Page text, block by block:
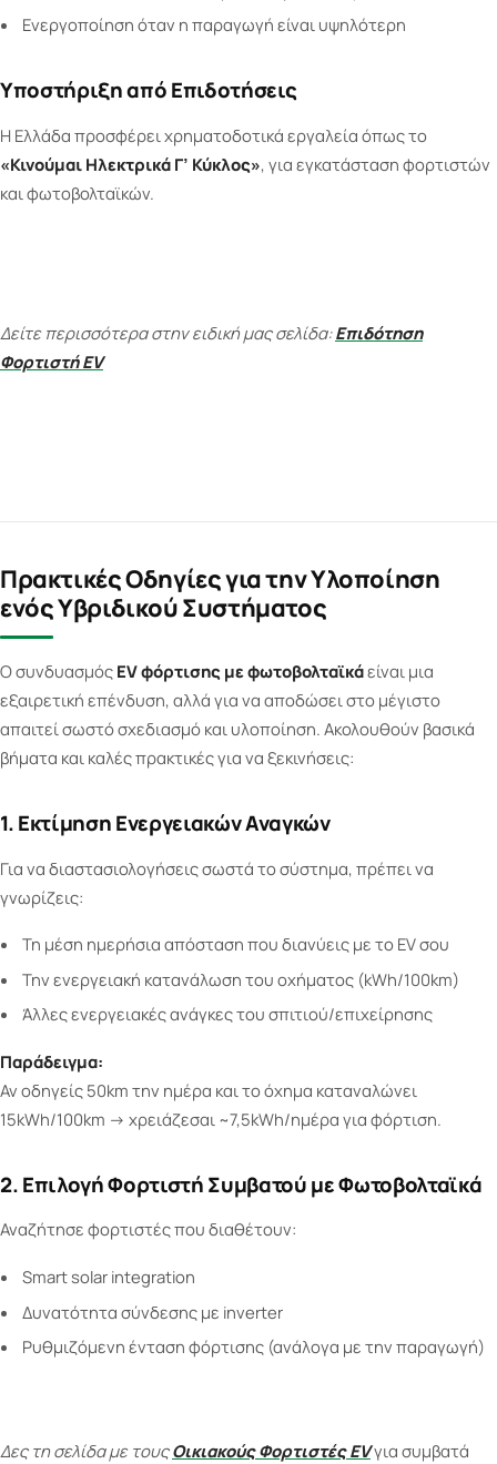
Ενεργοποίηση όταν η παραγωγή είναι υψηλότερη
Υποστήριξη από Επιδοτήσεις
Η Ελλάδα προσφέρει χρηματοδοτικά εργαλεία όπως το
«Κινούμαι Ηλεκτρικά Γ’ Κύκλος», για εγκατάσταση φορτιστών
και φωτοβολταϊκών.
Δείτε περισσότερα στην ειδική μας σελίδα:Επιδότηση
Φορτιστή EV
Πρακτικές Οδηγίες για την Υλοποίηση
ενός Υβριδικού Συστήματος
Ο συνδυασμός EV φόρτισης με φωτοβολταϊκάείναι μια
εξαιρετική επένδυση, αλλά για να αποδώσει στο μέγιστο
απαιτεί σωστό σχεδιασμό και υλοποίηση. Ακολουθούν βασικά
βήματα και καλές πρακτικές για να ξεκινήσεις:
1. Εκτίμηση Ενεργειακών Αναγκών
Για να διαστασιολογήσεις σωστά το σύστημα, πρέπει να
γνωρίζεις:
Τη μέση ημερήσια απόσταση που διανύεις με το EV σου
Την ενεργειακή κατανάλωση του οχήματος (kWh/100km)
Άλλες ενεργειακές ανάγκες του σπιτιού/επιχείρησης
Παράδειγμα:
Αν οδηγείς 50km την ημέρα και το όχημα καταναλώνει
15kWh/100km → χρειάζεσαι ~7,5kWh/ημέρα για φόρτιση.
2. Επιλογή Φορτιστή Συμβατού με Φωτοβολταϊκά
Αναζήτησε φορτιστές που διαθέτουν:
Smart solar integration
Δυνατότητα σύνδεσης με inverter
Ρυθμιζόμενη ένταση φόρτισης (ανάλογα με την παραγωγή)
Δες τη σελίδα με τουςΟικιακούς Φορτιστές EVγια συμβατά